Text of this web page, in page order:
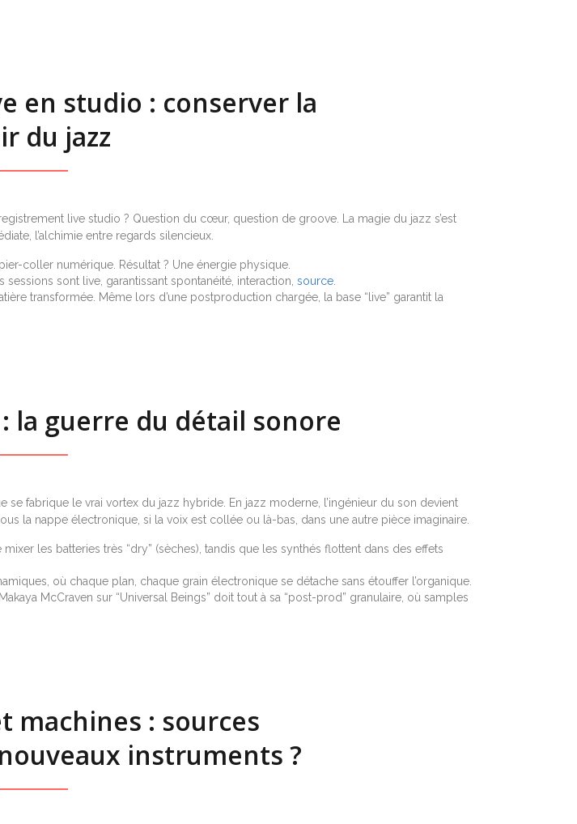
en studio : conserver la
du jazz
live studio ? Question du cœur, question de groove. La magie du jazz s’est
l’alchimie entre regards silencieux.
coller numérique. Résultat ? Une énergie physique.
sont live, garantissant spontanéité, interaction, source
transformée. Même lors d’une postproduction chargée, la base “live” garantit la
la guerre du détail sonore
se fabrique le vrai vortex du jazz hybride. En jazz moderne, l’ingénieur du son devient
la nappe électronique, si la voix est collée ou là-bas, dans une autre pièce imaginaire.
les batteries très “dry” (sèches), tandis que les synthés flottent dans des effets
où chaque plan, chaque grain électronique se détache sans étouffer l’organique.
McCraven sur “Universal Beings” doit tout à sa “post-prod” granulaire, où samples
machines : sources
instruments ?